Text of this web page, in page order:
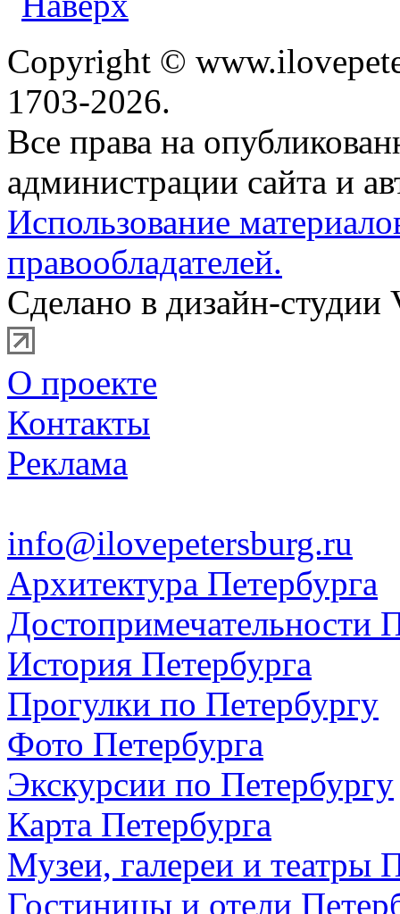
Copyright ©
1703-2026.
Все права на
администрации сайта и
Использование
правообладателей.
Сделано в дизайн-студии
О проекте
Контакты
Реклама
info@ilovepetersburg.ru
Архитектура Петербурга
Достопримечательности
История Петербурга
Прогулки по Петербургу
Фото Петербурга
Экскурсии по Петербургу
Карта Петербурга
Музеи, галереи и театры
Гостиницы и отели